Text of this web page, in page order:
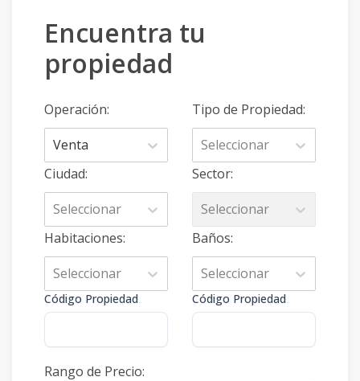
Encuentra tu
propiedad
Operación:
Venta
Tipo de Propiedad:
Seleccionar
Ciudad:
Seleccionar
Sector:
Seleccionar
Habitaciones:
Seleccionar
Baños:
Seleccionar
Código Propiedad Código Propiedad
Rango de Precio: